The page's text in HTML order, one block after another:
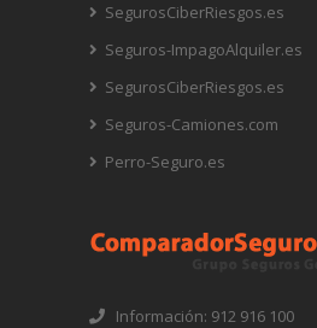
SegurosCiberRiesgos.es
Seguros-ImpagoAlquiler.es
SegurosCiberRiesgos.es
Seguros-Camiones.com
Perro-Seguro.es
Información: 912 916 100